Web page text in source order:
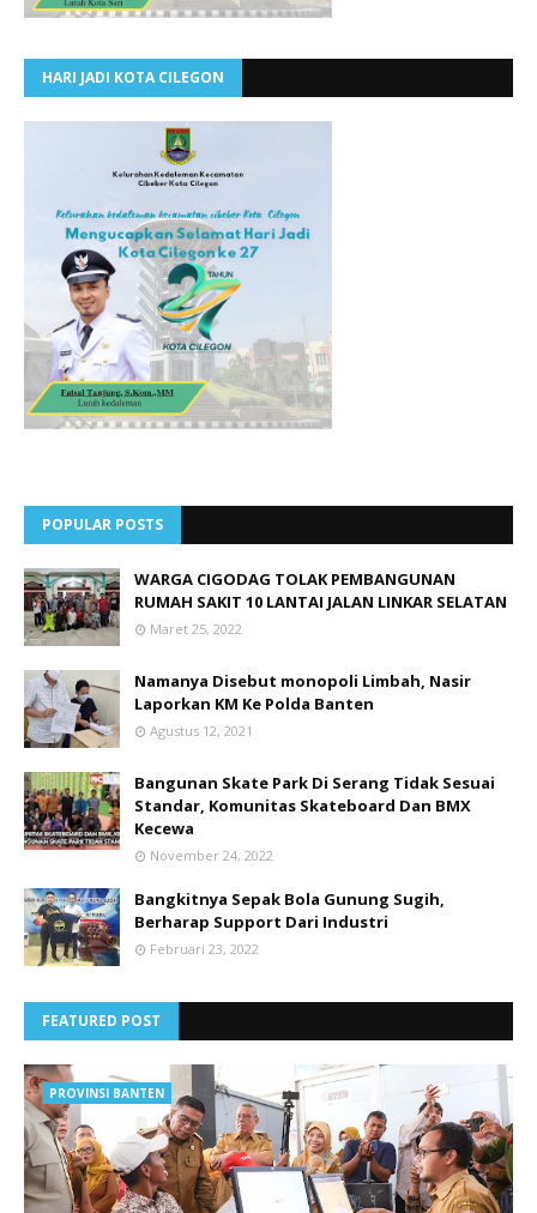
HARI JADI KOTA CILEGON
POPULAR POSTS
WARGA CIGODAG TOLAK PEMBANGUNAN
RUMAH SAKIT 10 LANTAI JALAN LINKAR SELATAN
Maret 25, 2022
Namanya Disebut monopoli Limbah, Nasir
Laporkan KM Ke Polda Banten
Agustus 12, 2021
Bangunan Skate Park Di Serang Tidak Sesuai
Standar, Komunitas Skateboard Dan BMX
Kecewa
November 24, 2022
Bangkitnya Sepak Bola Gunung Sugih,
Berharap Support Dari Industri
Februari 23, 2022
FEATURED POST
PROVINSI BANTEN